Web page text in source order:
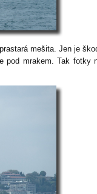
mešita. Jen je
pod mrakem. Tak fotky